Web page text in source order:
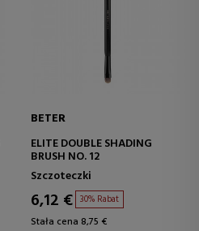
BETER
ELITE DOUBLE SHADING
BRUSH NO. 12
Szczoteczki
6,12 € 30% Rabat
Stała cena 8,75 €